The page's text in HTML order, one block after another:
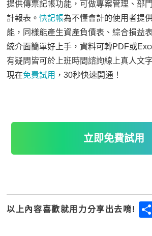
提供傳票記帳功能，可做專案管理、部
計報表。快記帳為不懂會計的使用者提
能，同樣能產生資產負債表、綜合損益
統介面簡單好上手，資料可轉PDF或
有疑問皆可於上班時間諮詢線上真人文
現在免費試用 ，30秒快速開通！
立即免費試用
以上內容喜歡就用力分享出去唷!